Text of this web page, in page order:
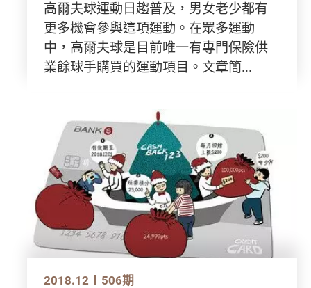
高爾夫球運動日趨普及，男女老少都有
更多機會參與這項運動。在眾多運動
中，高爾夫球是目前唯一有專門保險供
業餘球手購買的運動項目。文章簡...
2018.12 506期